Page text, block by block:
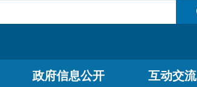
政府信息公开 互动交流